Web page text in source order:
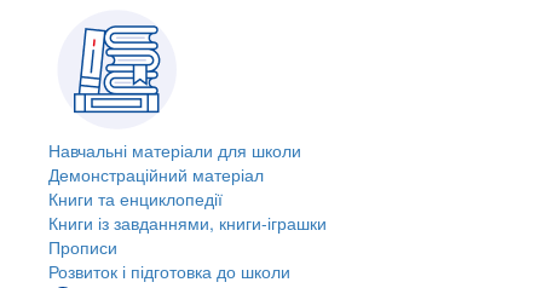
Навчальні матеріали для школи
Демонстраційний матеріал
Книги та енциклопедії
Книги із завданнями, книги-іграшки
Прописи
Розвиток і підготовка до школи